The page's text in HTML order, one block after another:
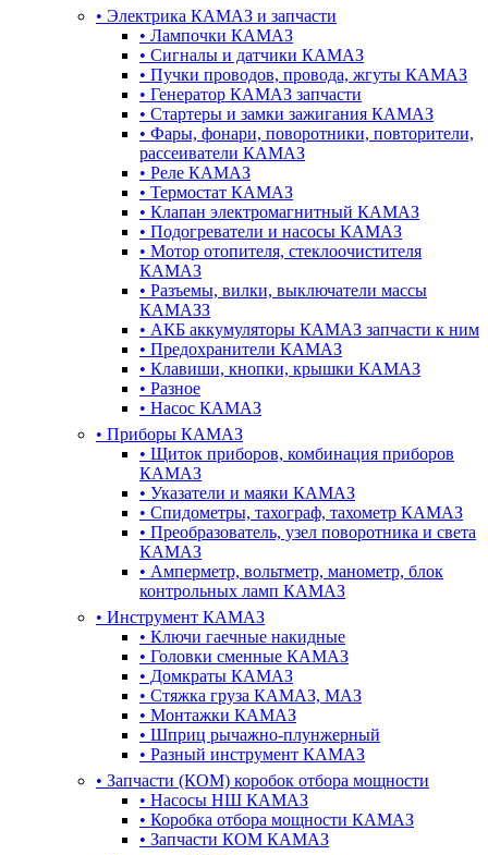
• Электрика КАМАЗ и запчасти
• Лампочки КАМАЗ
• Сигналы и датчики КАМАЗ
• Пучки проводов, провода, жгуты КАМАЗ
• Генератор КАМАЗ запчасти
• Стартеры и замки зажигания КАМАЗ
• Фары, фонари, поворотники, повторители,
рассеиватели КАМАЗ
• Реле КАМАЗ
• Термостат КАМАЗ
• Клапан электромагнитный КАМАЗ
• Подогреватели и насосы КАМАЗ
• Мотор отопителя, стеклоочистителя
КАМАЗ
• Разъемы, вилки, выключатели массы
КАМАЗЗ
• АКБ аккумуляторы КАМАЗ запчасти к ним
• Предохранители КАМАЗ
• Клавиши, кнопки, крышки КАМАЗ
• Разное
• Насос КАМАЗ
• Приборы КАМАЗ
• Щиток приборов, комбинация приборов
КАМАЗ
• Указатели и маяки КАМАЗ
• Спидометры, тахограф, тахометр КАМАЗ
• Преобразователь, узел поворотника и света
КАМАЗ
• Амперметр, вольтметр, манометр, блок
контрольных ламп КАМАЗ
• Инструмент КАМАЗ
• Ключи гаечные накидные
• Головки сменные КАМАЗ
• Домкраты КАМАЗ
• Стяжка груза КАМАЗ, МАЗ
• Монтажки КАМАЗ
• Шприц рычажно-плунжерный
• Разный инструмент КАМАЗ
• Запчасти (КОМ) коробок отбора мощности
• Насосы НШ КАМАЗ
• Коробка отбора мощности КАМАЗ
• Запчасти КОМ КАМАЗ